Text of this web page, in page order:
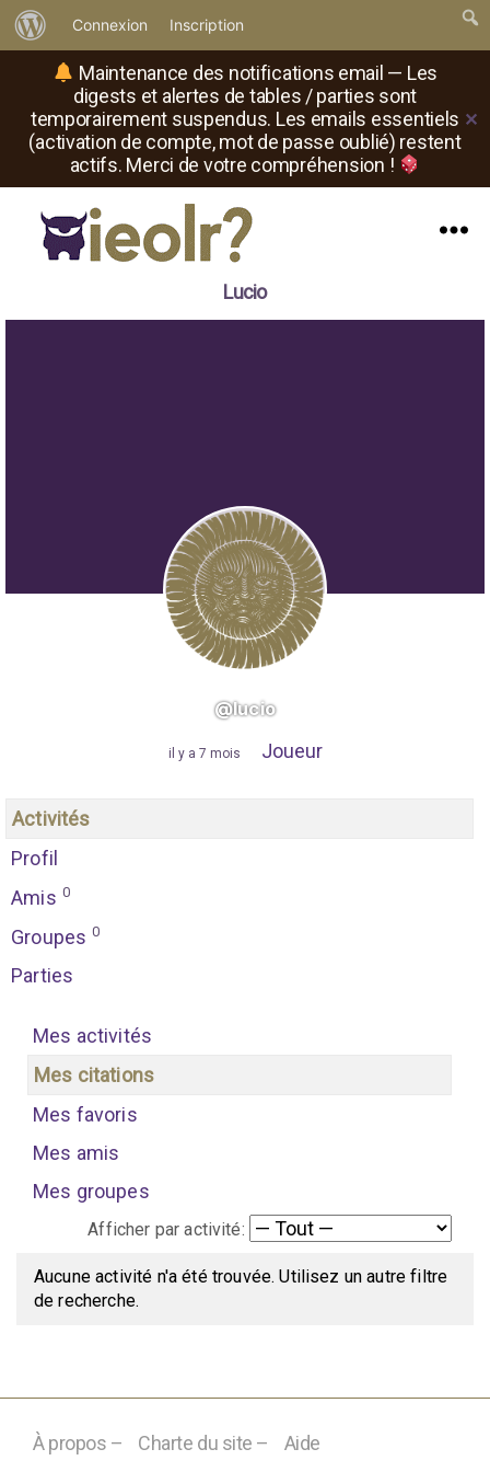
Maintenance des notifications email — Les
digests et alertes de tables / parties sont
temporairement suspendus. Les emails essentiels
(activation de compte, mot de passe oublié) restent
actifs. Merci de votre compréhension !
✕
propos
de
WordPress
Connexion Inscription
où
Lucio
@lucio
il y a 7 mois Joueur
Activités
Profil
Amis 0
Groupes 0
Parties
Mes activités
Mes citations
Mes favoris
Mes amis
Mes groupes
Afficher par activité:
Aucune activité n'a été trouvée. Utilisez un autre filtre
de recherche.
À propos – Charte du site – Aide